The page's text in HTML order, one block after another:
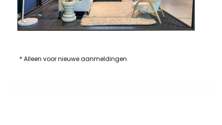
* Alleen voor nieuwe aanmeldingen